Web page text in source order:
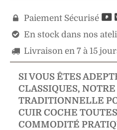
 Paiement Sécurisé
 En stock dans nos
 Livraison en 7 à 15
SI VOUS ÊTES
CLASSIQUES,
TRADITIONNELLE
CUIR COCHE
COMMODITÉ